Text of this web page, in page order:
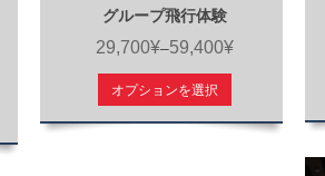
グループ飛行体験
29,700¥–59,400¥
オプションを選択